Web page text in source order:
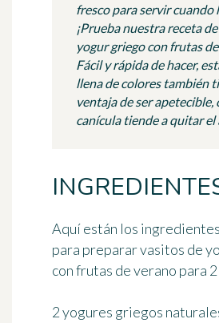
fresco para servir cuando
¡Prueba nuestra receta
yogur griego con frutas
Fácil y rápida de hacer,
llena de colores también
ventaja de ser apetecible,
canícula tiende a quitar
Aquí están los
para preparar vasitos de
con frutas de verano para
2 yogures griegos